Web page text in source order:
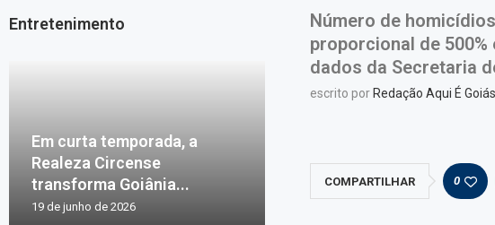
Número de
proporcional de
dados da Secretaria
escrito por Redação Aqui É Goiás
COMPARTILHAR 0
Entretenimento
Em curta temporada, a
Realeza Circense
transforma Goiânia...
19 de junho de 2026